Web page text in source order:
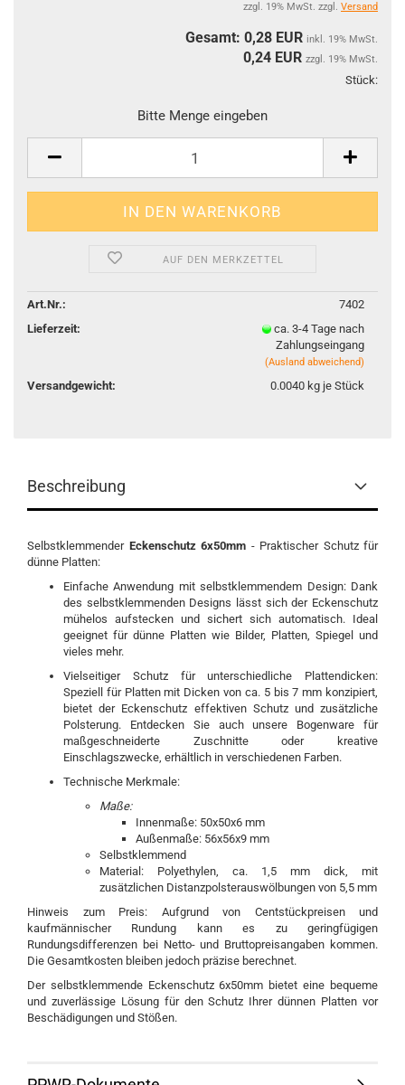
zzgl. 19% MwSt. zzgl. Versand
Gesamt: 0,28 EUR inkl. 19% MwSt.
0,24 EUR zzgl. 19% MwSt.
Stück:
Bitte Menge eingeben
AUF DEN MERKZETTEL
Art.Nr.:
7402
Lieferzeit:
ca. 3-4 Tage nach
Zahlungseingang
(Ausland abweichend)
Versandgewicht: 0.0040kg je Stück
Beschreibung
Selbstklemmender Eckenschutz 6x50mm - Praktischer Schutz für
dünne Platten:
Einfache Anwendung mit selbstklemmendem Design: Dank
des selbstklemmenden Designs lässt sich der Eckenschutz
mühelos aufstecken und sichert sich automatisch. Ideal
geeignet für dünne Platten wie Bilder, Platten, Spiegel und
vieles mehr.
Vielseitiger Schutz für unterschiedliche Plattendicken:
Speziell für Platten mit Dicken von ca. 5 bis 7 mm konzipiert,
bietet der Eckenschutz effektiven Schutz und zusätzliche
Polsterung. Entdecken Sie auch unsere Bogenware für
maßgeschneiderte Zuschnitte oder kreative
Einschlagszwecke, erhältlich in verschiedenen Farben.
Technische Merkmale:
Maße:
Innenmaße: 50x50x6 mm
Außenmaße: 56x56x9 mm
Selbstklemmend
Material: Polyethylen, ca. 1,5 mm dick, mit
zusätzlichen Distanzpolsterauswölbungen von 5,5 mm
Hinweis zum Preis: Aufgrund von Centstückpreisen und
kaufmännischer Rundung kann es zu geringfügigen
Rundungsdifferenzen bei Netto- und Bruttopreisangaben kommen.
Die Gesamtkosten bleiben jedoch präzise berechnet.
Der selbstklemmende Eckenschutz 6x50mm bietet eine bequeme
und zuverlässige Lösung für den Schutz Ihrer dünnen Platten vor
Beschädigungen und Stößen.